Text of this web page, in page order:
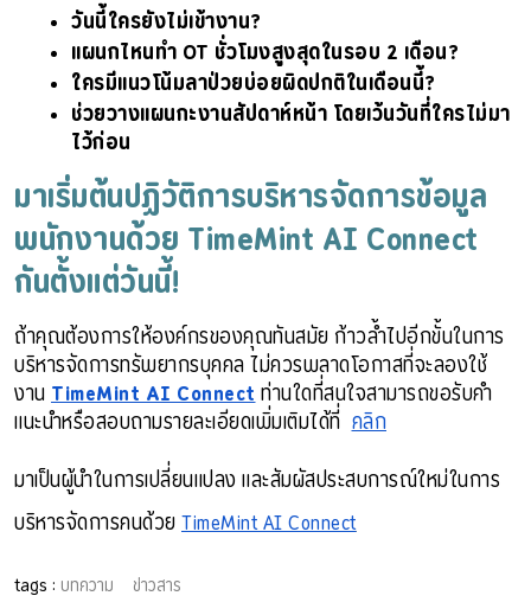
วันนี้ใครยังไม่เข้างาน?
แผนกไหนทำ OT ชั่วโมงสูงสุดในรอบ 2 เดือน?
ใครมีแนวโน้มลาป่วยบ่อยผิดปกติในเดือนนี้?
ช่วยวางแผนกะงานสัปดาห์หน้า โดยเว้นวันที่ใครไม่มา
ไว้ก่อน
มาเริ่มต้นปฏิวัติการบริหารจัดการข้อมูล
พนักงานด้วย TimeMint AI Connect
กันตั้งแต่วันนี้!
ถ้าคุณต้องการให้องค์กรของคุณทันสมัย ก้าวล้ำไปอีกขั้นในการ
บริหารจัดการทรัพยากรบุคคล ไม่ควรพลาดโอกาสที่จะลองใช้
งาน TimeMint AI Connect ท่านใดที่สนใจสามารถขอรับคำ
แนะนำหรือสอบถามรายละเอียดเพิ่มเติมได้ที่ คลิก
มาเป็นผู้นำในการเปลี่ยนแปลง และสัมผัสประสบการณ์ใหม่ในการ
บริหารจัดการคนด้วย TimeMint AI Connect
tags : บทความ
ข่าวสาร